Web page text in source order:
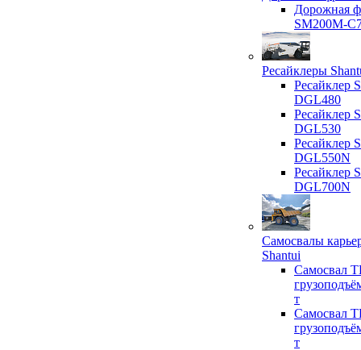
Дорожная
SM200M-
Ресайклеры
Ресайклер
DGL480
Ресайклер
DGL530
Ресайклер
DGL550N
Ресайклер
DGL700N
Самосвалы
Shantui
Самосвал
т
Самосвал
т